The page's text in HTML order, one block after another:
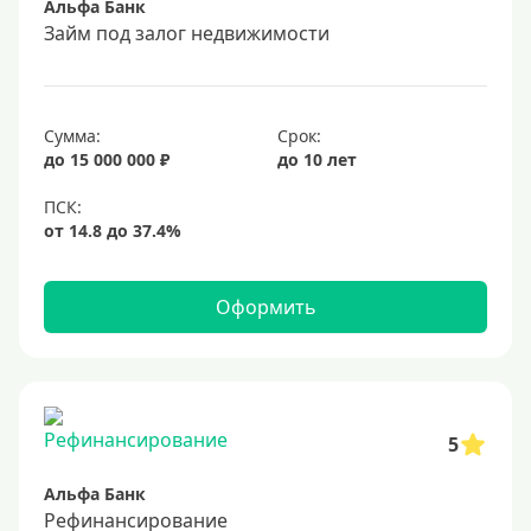
17%
20%
Сумма
1000000 руб
1200000 руб
1300000 руб
Альфа Банк
Займ под залог недвижимости
Сумма:
до 15 000 000 ₽
Срок:
до 10 лет
Оформить
5
Альфа Банк
Рефинансирование